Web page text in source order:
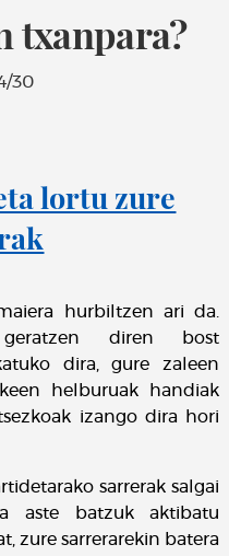
txanpara?
30
lortu zure
hurbiltzen ari da.
geratzen diren bost
dira, gure zaleen
helburuak handiak
izango dira hori
sarrerak salgai
aste batzuk aktibatu
zure sarrerarekin batera